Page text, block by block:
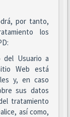
por tanto,
los
Usuario a
Web está
y, en caso
sus datos
tratamiento
así como,